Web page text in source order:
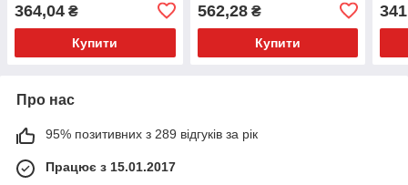
364,04 ₴
Купити
562,28₴
Купити
Про нас
95% позитивних з 289 відгуків за рік
Працює з 15.01.2017